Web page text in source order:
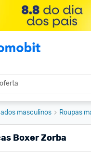
masculinos Roupas
Boxer Zorba